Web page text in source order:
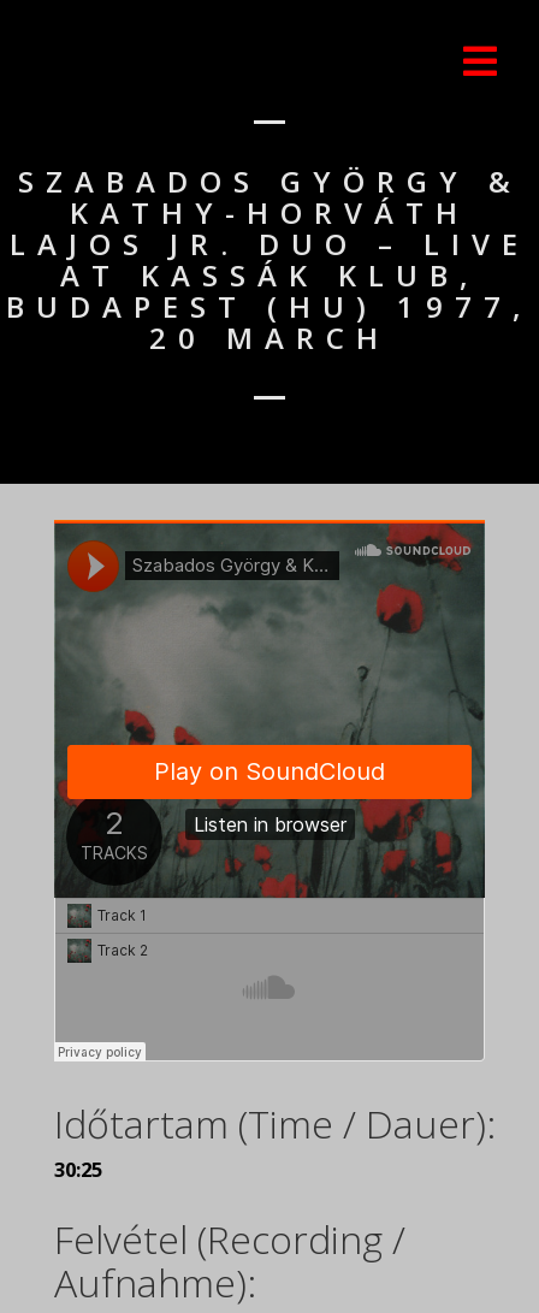
SZABADOS GYÖRGY &
KATHY-HORVÁTH
LAJOS JR. DUO – LIVE
AT KASSÁK KLUB,
BUDAPEST (HU) 1977,
20 MARCH
Időtartam (Time / Dauer):
30:25
Felvétel (Recording /
Aufnahme):